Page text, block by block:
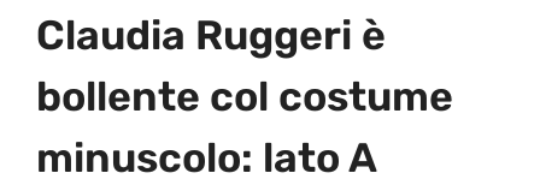
Claudia Ruggeri è
bollente col costume
minuscolo: lato A